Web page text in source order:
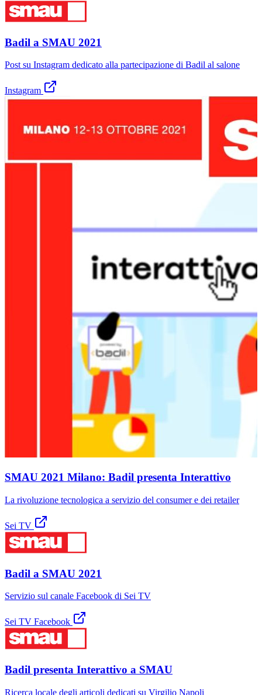
Badil a SMAU 2021
Post su Instagram dedicato alla partecipazione di Badil al salone
Instagram
SMAU 2021 Milano: Badil presenta Interattivo
La rivoluzione tecnologica a servizio del consumer e dei retailer
Sei TV
Badil a SMAU 2021
Servizio sul canale Facebook di Sei TV
Sei TV Facebook
Badil presenta Interattivo a SMAU
Ricerca locale degli articoli dedicati su Virgilio Napoli